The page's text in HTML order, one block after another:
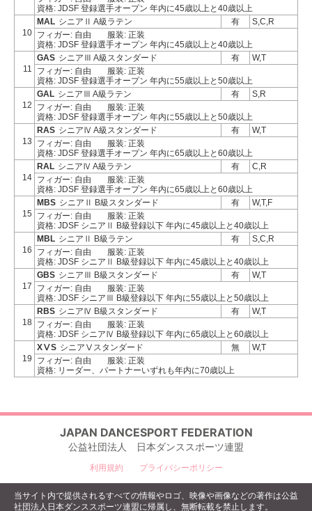
資格: JDSF 登録選手オープン 年内に45歳以上と40歳以上
10
MAL シニアⅡ A級ラテン 有
S,C,R
フィガー: 自由
服装: 正装
資格: JDSF 登録選手オープン 年内に45歳以上と40歳以上
11
GAS シニアⅢ A級スタンダード 有
W,T
フィガー: 自由
服装: 正装
資格: JDSF 登録選手オープン 年内に55歳以上と50歳以上
12
GAL シニアⅢ A級ラテン 有
S,R
フィガー: 自由
服装: 正装
資格: JDSF 登録選手オープン 年内に55歳以上と50歳以上
13
RAS シニアⅣ A級スタンダード 有
W,T
フィガー: 自由
服装: 正装
資格: JDSF 登録選手オープン 年内に65歳以上と60歳以上
14
RAL シニアⅣ A級ラテン 有
C,R
フィガー: 自由
服装: 正装
資格: JDSF 登録選手オープン 年内に65歳以上と60歳以上
15
MBS シニアⅡ B級スタンダード 有
W,T,F
フィガー: 自由
服装: 正装
資格: JDSF シニアⅡ B級登録以下 年内に45歳以上と40歳以上
16
MBL シニアⅡ B級ラテン 有
S,C,R
フィガー: 自由
服装: 正装
資格: JDSF シニアⅡ B級登録以下 年内に45歳以上と40歳以上
17
GBS シニアⅢ B級スタンダード 有
W,T
フィガー: 自由
服装: 正装
資格: JDSF シニアⅢ B級登録以下 年内に55歳以上と50歳以上
18
RBS シニアⅣ B級スタンダード 有
W,T
フィガー: 自由
服装: 正装
資格: JDSF シニアⅣ B級登録以下 年内に65歳以上と60歳以上
19
XⅤS シニアⅤスタンダード 無
W,T
フィガー: 自由
服装: 正装
資格: リーダー、パートナーいずれも年内に70歳以上
JAPAN DANCESPORT FEDERATION
公益社団法人 日本ダンススポーツ連盟
利用規約 プライバシーポリシー
当サイト内で提供されるすべての情報やロゴ、映像や画像などの著作は公益
社団法人日本ダンススポーツ連盟に帰属し、無断転載を禁止します。